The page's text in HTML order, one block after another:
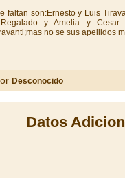
faltan son:Ernesto y Luis
y Amelia y Cesar
no se sus apellidos
Desconocido
Datos